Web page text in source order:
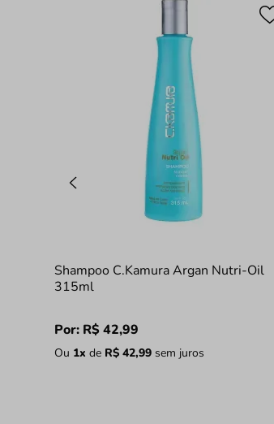
Shampoo C.Kamura Argan Nutri-Oil
315ml
Por: R$ 42,99
Ou 1x de R$ 42,99 sem juros